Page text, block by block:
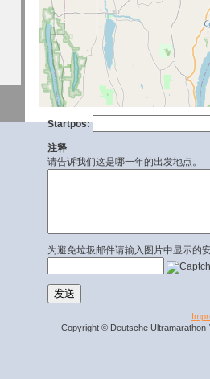
Startpos:
注释
请告诉我们这是哪一年的出发地点。
为避免垃圾邮件请输入图片中显示的
Copyright © Deutsche